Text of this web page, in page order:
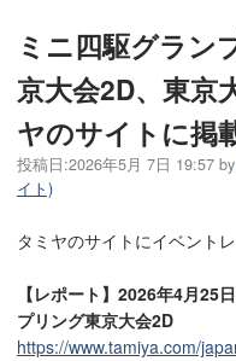
ミニ四駆グラン
京大会2D、東京
ヤのサイトに掲
投稿日:2026年5月 7日 19:57 by
イト)
タミヤのサイトにイベント
【レポート】2026年4月25
プリング東京大会2D
https://www.tamiya.com/